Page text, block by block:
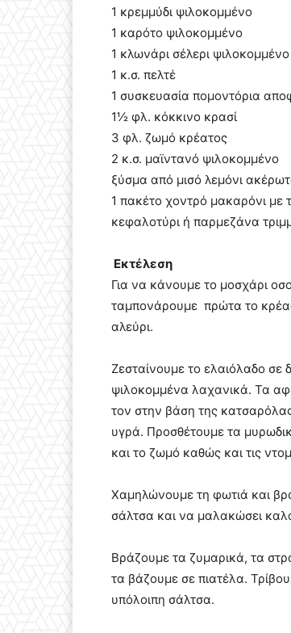
1 κρεμμύδι ψιλοκομμένο
1 καρότο ψιλοκομμένο
1 κλωνάρι σέλερι ψιλοκομμένο
1 κ.σ. πελτέ
1 συσκευασία πομοντόρια
1½ φλ. κόκκινο κρασί
3 φλ. ζωμό κρέατος
2 κ.σ. μαϊντανό ψιλοκομμένο
ξύσμα από μισό λεμόνι
1 πακέτο χοντρό μακαρόνι με
κεφαλοτύρι ή παρμεζάνα
Εκτέλεση
Για να κάνουμε το μοσχάρι
ταμπονάρουμε πρώτα το
αλεύρι.
Ζεσταίνουμε το ελαιόλαδο
ψιλοκομμένα λαχανικά. Τα
τον στην βάση της
υγρά. Προσθέτουμε τα
και το ζωμό καθώς και τις
Χαμηλώνουμε τη φωτιά και
σάλτσα και να μαλακώσει
Βράζουμε τα ζυμαρικά, τα
τα βάζουμε σε πιατέλα.
υπόλοιπη σάλτσα.